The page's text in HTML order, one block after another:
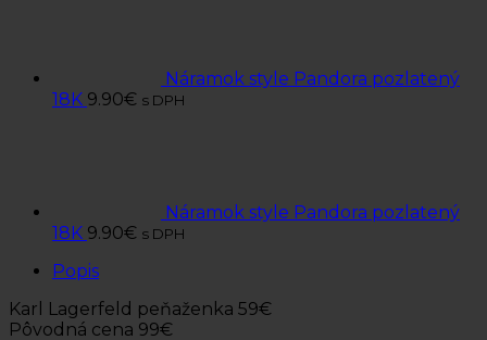
Náramok style Pandora pozlatený
18K 9.90€ s DPH
Náramok style Pandora pozlatený
18K 9.90€ s DPH
Popis
Karl Lagerfeld peňaženka 59€
Pôvodná cena 99€